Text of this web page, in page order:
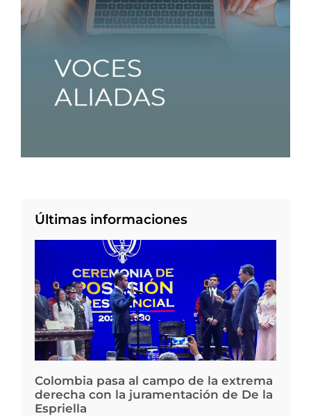
Últimas informaciones
Colombia pasa al campo de la extrema
derecha con la juramentación de De la
Espriella